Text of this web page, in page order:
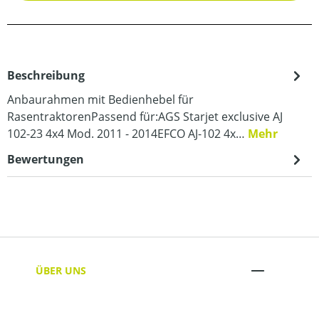
Beschreibung
Anbaurahmen mit Bedienhebel für
RasentraktorenPassend für:AGS Starjet exclusive AJ
102-23 4x4 Mod. 2011 - 2014EFCO AJ-102 4x… Mehr
Bewertungen
ÜBER UNS